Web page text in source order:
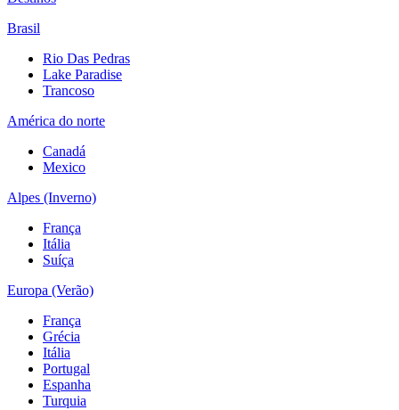
Brasil
Rio Das Pedras
Lake Paradise
Trancoso
América do norte
Canadá
Mexico
Alpes (Inverno)
França
Itália
Suíça
Europa (Verão)
França
Grécia
Itália
Portugal
Espanha
Turquia